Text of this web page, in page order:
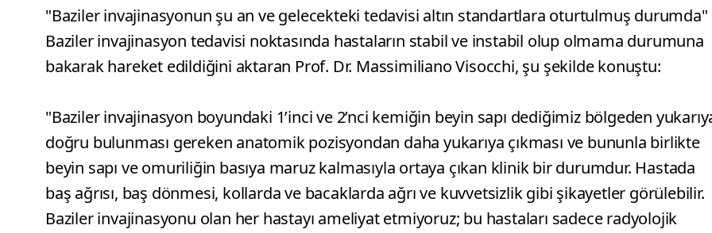
"Baziler invajinasyonun şu an ve gelecekteki tedavisi altın standartlara oturtulmuş durumda"
Baziler invajinasyon tedavisi noktasında hastaların stabil ve instabil olup olmama durumuna
bakarak hareket edildiğini aktaran Prof. Dr. Massimiliano Visocchi, şu şekilde konuştu:
"Baziler invajinasyon boyundaki 1’inci ve 2’nci kemiğin beyin sapı dediğimiz bölgeden
doğru bulunması gereken anatomik pozisyondan daha yukarıya çıkması ve bununla birlikte
beyin sapı ve omuriliğin basıya maruz kalmasıyla ortaya çıkan klinik bir durumdur. Hastada
baş ağrısı, baş dönmesi, kollarda ve bacaklarda ağrı ve kuvvetsizlik gibi şikayetler görülebilir.
Baziler invajinasyonu olan her hastayı ameliyat etmiyoruz; bu hastaları sadece radyolojik